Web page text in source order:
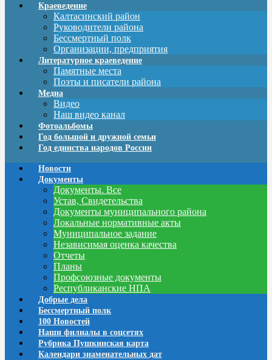
Краеведение
Калтасинский район
Руководители района
Бессмертный полк
Организации, предприятия
Литературное краеведение
Памятные места
Поэты и писатели района
Медиа
Видео
Наш видео канал
Фотоальбомы
Год большой и дружной семьи
Год единства народов России
Новости
Документы
Документы. Все
Устав, Свидетельства
Документы муниципального района
Локальные нормативные акты
Муниципальное задание
Независимая оценка качества
Отчеты
Планы
Профсоюзные документы
Республиканские НПА
Добрые дела
Бессмертный полк
100 Новостей
Наши филиалы в соцсетях
Рубрика Пушкинская карта
Календари знаменательных дат